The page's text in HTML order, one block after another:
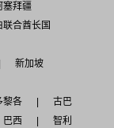
拜疆
合酋长国
新加坡
黎各
古巴
巴西
智利